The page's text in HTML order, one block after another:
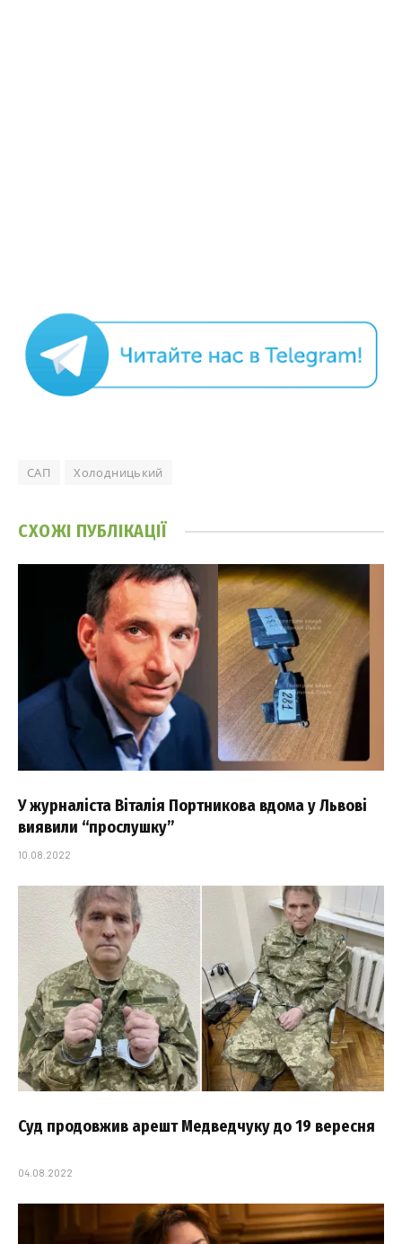
САП Холодницький
СХОЖІ ПУБЛІКАЦІЇ
У журналіста Віталія Портникова вдома у Львові
виявили “прослушку”
10.08.2022
Суд продовжив арешт Медведчуку до 19 вересня
04.08.2022